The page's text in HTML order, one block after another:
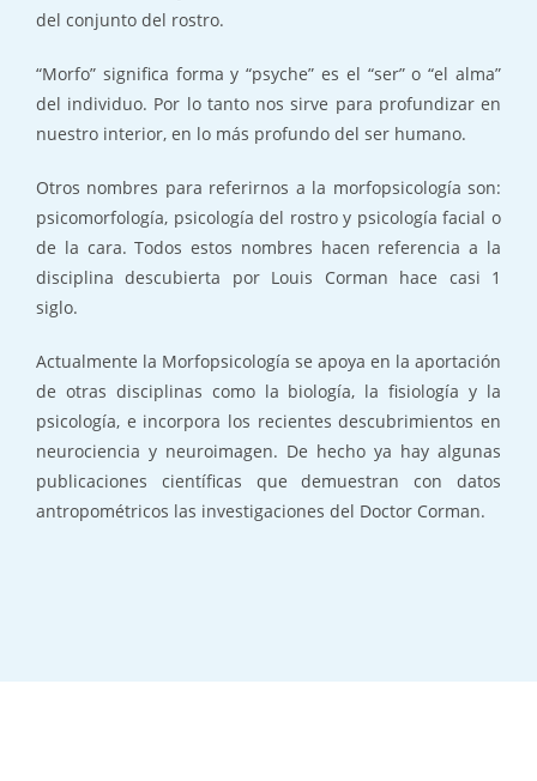
del conjunto del rostro.
“Morfo” significa forma y “psyche” es el “ser” o “el alma”
del individuo. Por lo tanto nos sirve para profundizar en
nuestro interior, en lo más profundo del ser humano.
Otros nombres para referirnos a la morfopsicología son:
psicomorfología, psicología del rostro y psicología facial o
de la cara. Todos estos nombres hacen referencia a la
disciplina descubierta por Louis Corman hace casi 1
siglo.
Actualmente la Morfopsicología se apoya en la aportación
de otras disciplinas como la biología, la fisiología y la
psicología, e incorpora los recientes descubrimientos en
neurociencia y neuroimagen. De hecho ya hay algunas
publicaciones científicas que demuestran con datos
antropométricos las investigaciones del Doctor Corman.